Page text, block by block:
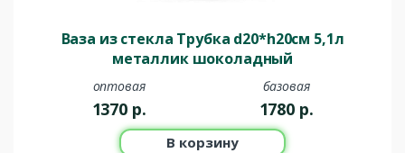
Ваза из стекла Трубка d20*h20см 5,1л
металлик шоколадный
оптовая
1370 р.
базовая
1780 р.
В корзину